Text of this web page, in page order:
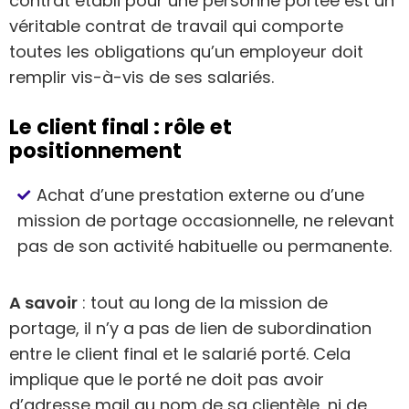
véritable contrat de travail qui comporte
toutes les obligations qu’un employeur doit
remplir vis-à-vis de ses salariés.
Le client final : rôle et
positionnement
Achat d’une prestation externe ou d’une
mission de portage occasionnelle, ne relevant
pas de son activité habituelle ou permanente.
A savoir : tout au long de la mission de
portage, il n’y a pas de lien de subordination
entre le client final et le salarié porté. Cela
implique que le porté ne doit pas avoir